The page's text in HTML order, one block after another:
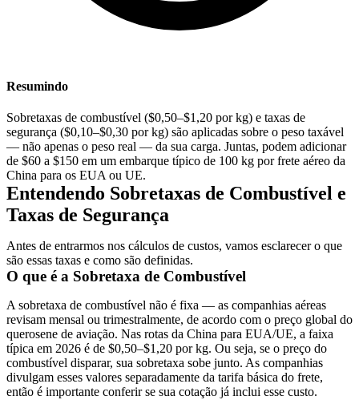
Resumindo
Sobretaxas de combustível ($0,50–$1,20 por kg) e taxas de
segurança ($0,10–$0,30 por kg) são aplicadas sobre o peso taxável
— não apenas o peso real — da sua carga. Juntas, podem adicionar
de $60 a $150 em um embarque típico de 100 kg por frete aéreo da
China para os EUA ou UE.
Entendendo Sobretaxas de Combustível e
Taxas de Segurança
Antes de entrarmos nos cálculos de custos, vamos esclarecer o que
são essas taxas e como são definidas.
O que é a Sobretaxa de Combustível
A sobretaxa de combustível não é fixa — as companhias aéreas
revisam mensal ou trimestralmente, de acordo com o preço global do
querosene de aviação. Nas rotas da China para EUA/UE, a faixa
típica em 2026 é de $0,50–$1,20 por kg. Ou seja, se o preço do
combustível disparar, sua sobretaxa sobe junto. As companhias
divulgam esses valores separadamente da tarifa básica do frete,
então é importante conferir se sua cotação já inclui esse custo.